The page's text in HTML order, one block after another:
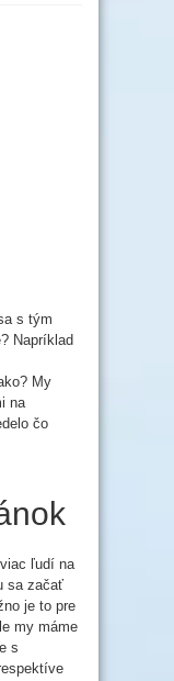
s tým
Napríklad
My
na
čo
ľudí na
sa začať
je to pre
my máme
s